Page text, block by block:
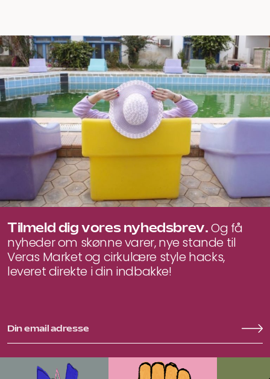
Tilmeld dig vores nyhedsbrev.Og få
nyheder om skønne varer, nye stande til
Veras Market og cirkulære style hacks,
leveret direkte i din indbakke!